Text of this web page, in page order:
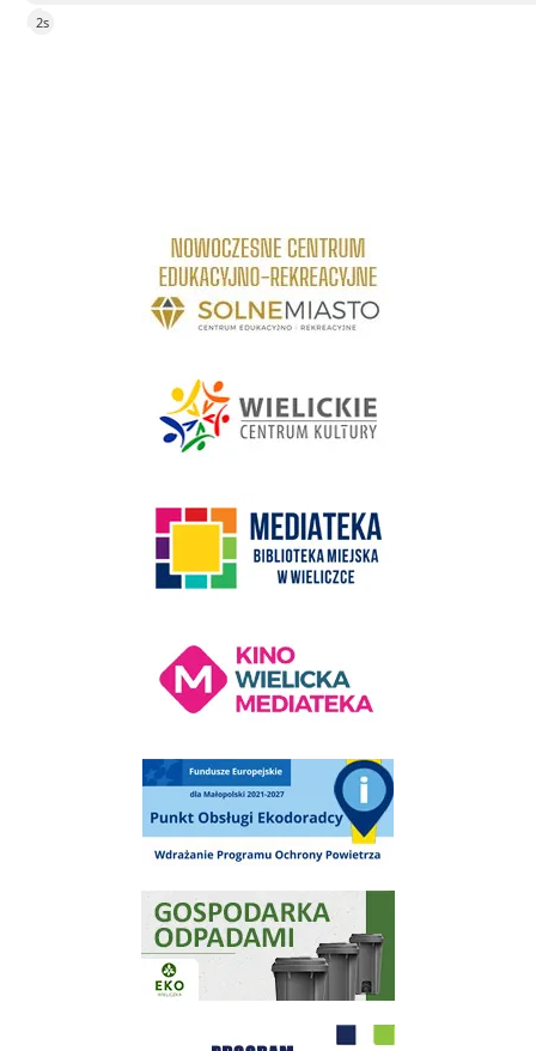
1s
link do strony Centrum Edukacyjno Rekreacyjne
Punkt Obsługi Ekodoradcy Wieliczka
Gospodarka odpadami na terenie Miasta i Gminy Wieliczka
Program "Czyste Powietrze" - Wieliczka